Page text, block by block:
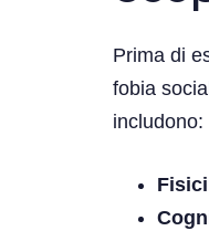
Prima di
fobia
includono:
Fisici